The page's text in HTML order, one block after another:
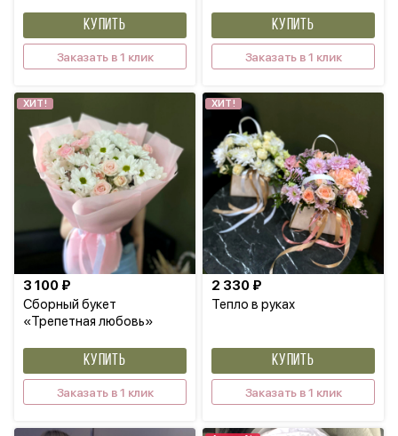
КУПИТЬ
Заказать в 1 клик
КУПИТЬ
Заказать в 1 клик
ХИТ!
Сборный букет
«Трепетная любовь»
3 100 ₽
КУПИТЬ
Заказать в 1 клик
ХИТ!
Тепло в руках
2 330 ₽
КУПИТЬ
Заказать в 1 клик